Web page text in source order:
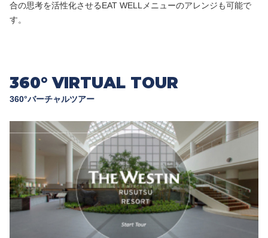
合の思考を活性化させるEAT WELLメニューのアレンジも可能で
す。
360° VIRTUAL TOUR
360°バーチャルツアー